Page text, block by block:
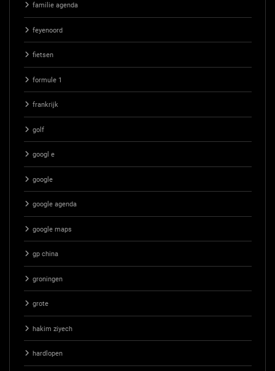
familie agenda
feyenoord
fietsen
formule 1
frankrijk
golf
googl e
google
google agenda
google maps
gp china
groningen
grote
hakim ziyech
hardlopen